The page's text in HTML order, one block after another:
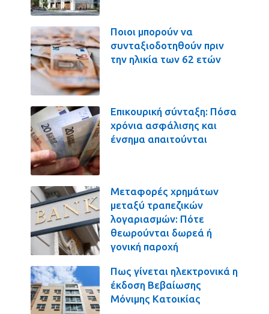
Ποιοι μπορούν να
συνταξιοδοτηθούν πριν
την ηλικία των 62 ετών
Επικουρική σύνταξη: Πόσα
χρόνια ασφάλισης και
ένσημα απαιτούνται
Μεταφορές χρημάτων
μεταξύ τραπεζικών
λογαριασμών: Πότε
θεωρούνται δωρεά ή
γονική παροχή
Πως γίνεται ηλεκτρονικά η
έκδοση Βεβαίωσης
Μόνιμης Κατοικίας